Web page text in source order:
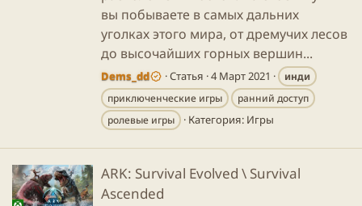
вы побываете в самых дальних
уголках этого мира, от дремучих лесов
до высочайших горных вершин...
Dems_dd Статья 4 Март 2021
инди
приключенческие игры
ранний доступ
ролевые игры
Категория: Игры
ARK: Survival Evolved \ Survival
Ascended